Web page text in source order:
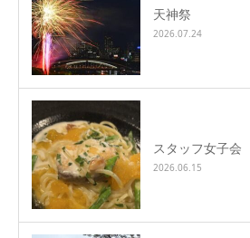
天神祭
2026.07.24
スタッフ女子会
2026.06.15